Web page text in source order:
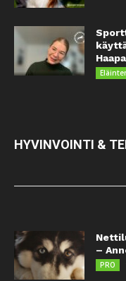
HYVINVOINTI &
–
PRO